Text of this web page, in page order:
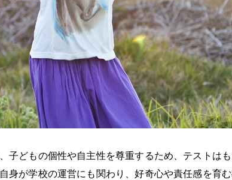
子どもの個性や自主性を尊重するため、テストは
身が学校の運営にも関わり、好奇心や責任感を育